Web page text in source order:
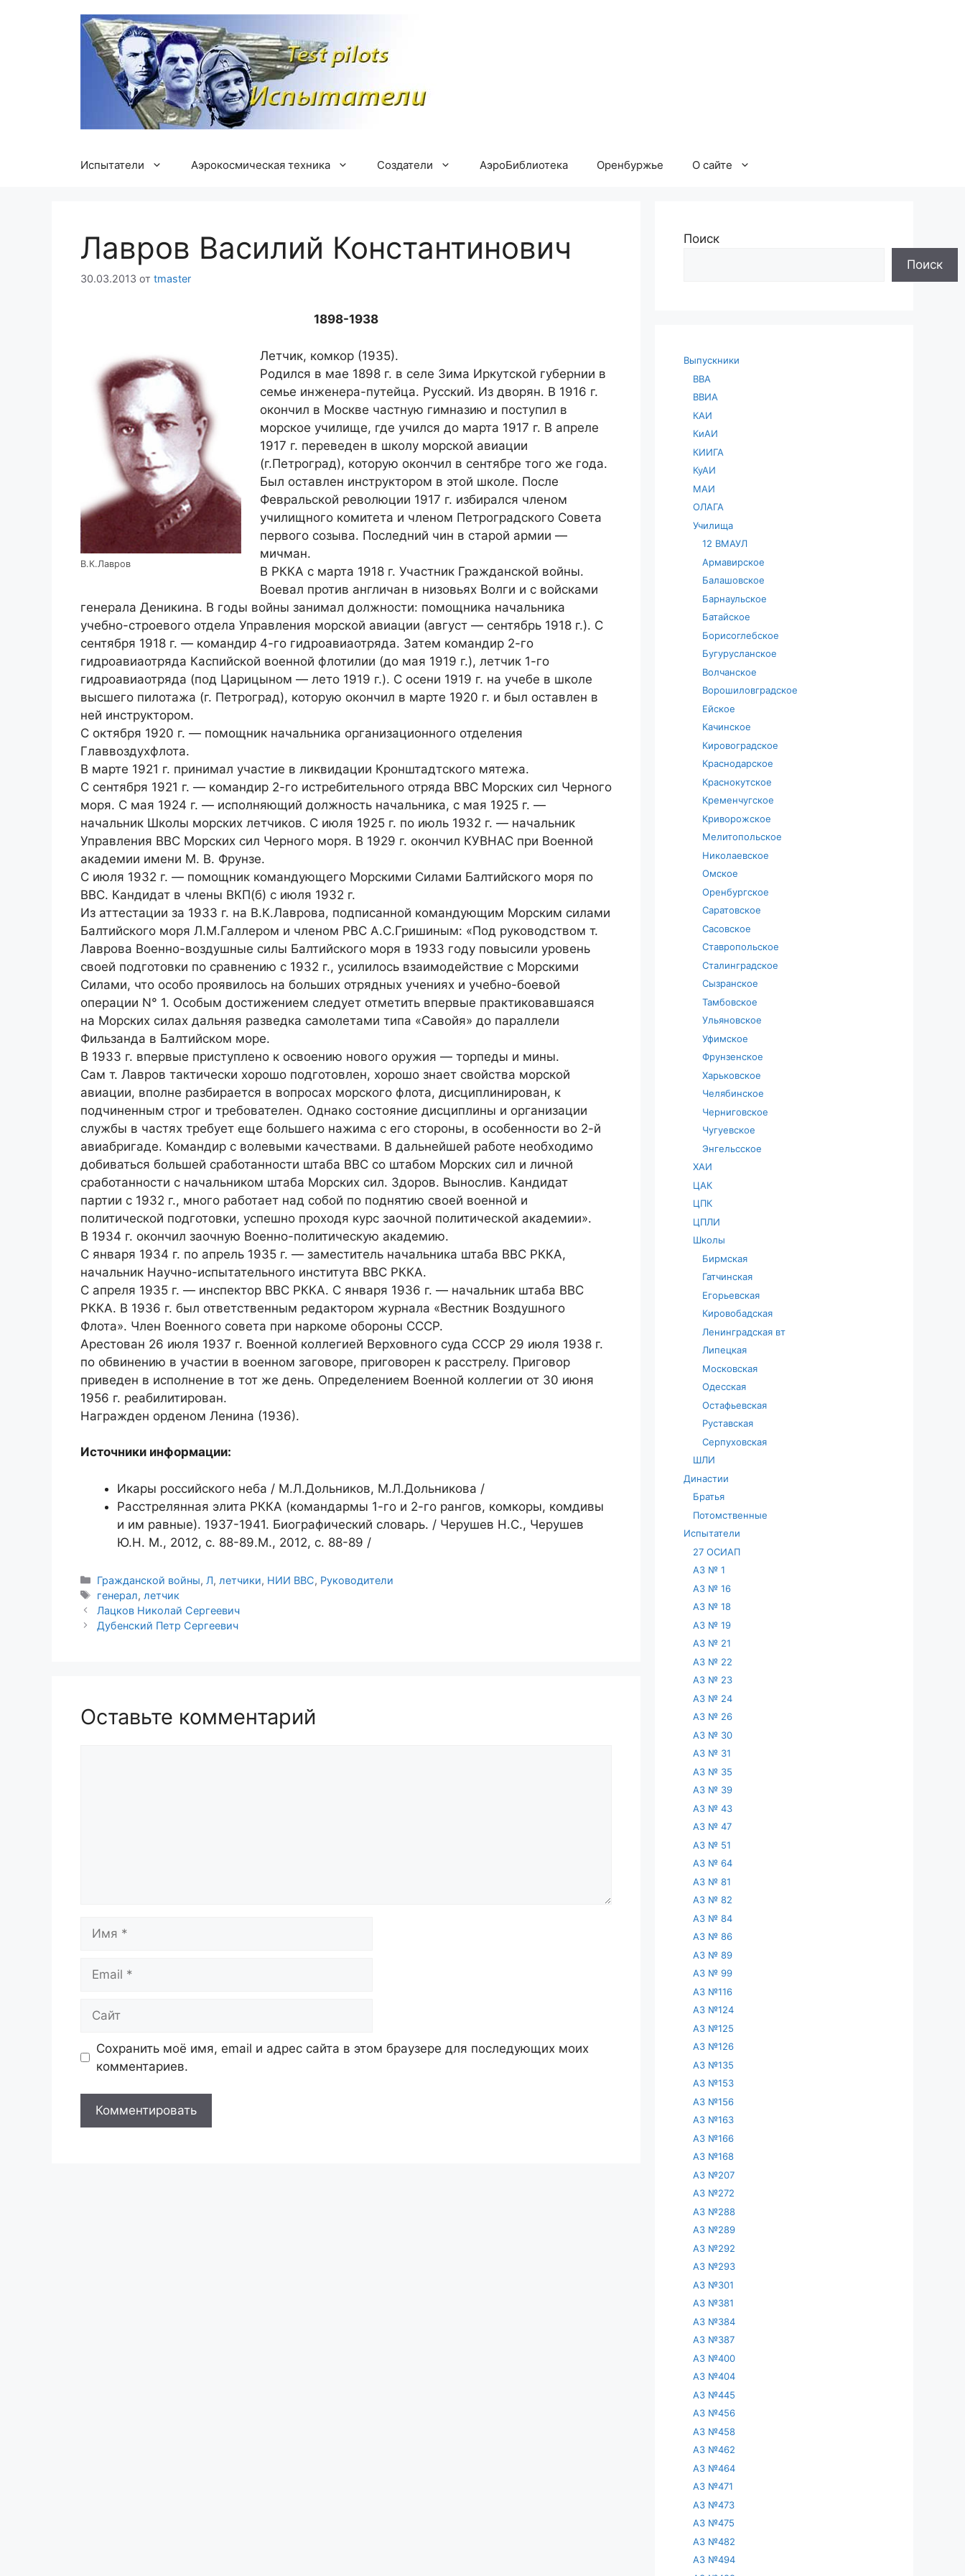
Испытатели Аэрокосмическая техника Создатели АэроБиблиотека Оренбуржье О сайте
Лавров Василий Константинович
30.03.2013 от tmaster
1898-1938
В.К.Лавров
Летчик, комкор (1935).
Родился в мае 1898 г. в селе Зима Иркутской губернии в
семье инженера-путейца. Русский. Из дворян. В 1916 г.
окончил в Москве частную гимназию и поступил в
морское училище, где учился до марта 1917 г. В апреле
1917 г. переведен в школу морской авиации
(г.Петроград), которую окончил в сентябре того же года.
Был оставлен инструктором в этой школе. После
Февральской революции 1917 г. избирался членом
училищного комитета и членом Петроградского Совета
первого созыва. Последний чин в старой армии —
мичман.
В РККА с марта 1918 г. Участник Гражданской войны.
Воевал против англичан в низовьях Волги и с войсками
генерала Деникина. В годы войны занимал должности: помощника начальника
учебно-строевого отдела Управления морской авиации (август — сентябрь 1918 г.). С
сентября 1918 г. — командир 4-го гидроавиаотряда. Затем командир 2-го
гидроавиаотряда Каспийской военной флотилии (до мая 1919 г.), летчик 1-го
гидроавиаотряда (под Царицыном — лето 1919 г.). С осени 1919 г. на учебе в школе
высшего пилотажа (г. Петроград), которую окончил в марте 1920 г. и был оставлен в
ней инструктором.
С октября 1920 г. — помощник начальника организационного отделения
Главвоздухфлота.
В марте 1921 г. принимал участие в ликвидации Кронштадтского мятежа.
С сентября 1921 г. — командир 2-го истребительного отряда ВВС Морских сил Черного
моря. С мая 1924 г. — исполняющий должность начальника, с мая 1925 г. —
начальник Школы морских летчиков. С июля 1925 г. по июль 1932 г. — начальник
Управления ВВС Морских сил Черного моря. В 1929 г. окончил КУВНАС при Военной
академии имени М. В. Фрунзе.
С июля 1932 г. — помощник командующего Морскими Силами Балтийского моря по
ВВС. Кандидат в члены ВКП(б) с июля 1932 г.
Из аттестации за 1933 г. на В.К.Лаврова, подписанной командующим Морским силами
Балтийского моря Л.М.Галлером и членом РВС А.С.Гришиным: «Под руководством т.
Лаврова Военно-воздушные силы Балтийского моря в 1933 году повысили уровень
своей подготовки по сравнению с 1932 г., усилилось взаимодействие с Морскими
Силами, что особо проявилось на больших отрядных учениях и учебно-боевой
операции N° 1. Особым достижением следует отметить впервые практиковавшаяся
на Морских силах дальняя разведка самолетами типа «Савойя» до параллели
Фильзанда в Балтийском море.
В 1933 г. впервые приступлено к освоению нового оружия — торпеды и мины.
Сам т. Лавров тактически хорошо подготовлен, хорошо знает свойства морской
авиации, вполне разбирается в вопросах морского флота, дисциплинирован, к
подчиненным строг и требователен. Однако состояние дисциплины и организации
службы в частях требует еще большего нажима с его стороны, в особенности во 2-й
авиабригаде. Командир с волевыми качествами. В дальнейшей работе необходимо
добиваться большей сработанности штаба ВВС со штабом Морских сил и личной
сработанности с начальником штаба Морских сил. Здоров. Вынослив. Кандидат
партии с 1932 г., много работает над собой по поднятию своей военной и
политической подготовки, успешно проходя курс заочной политической академии».
В 1934 г. окончил заочную Военно-политическую академию.
С января 1934 г. по апрель 1935 г. — заместитель начальника штаба ВВС РККА,
начальник Научно-испытательного института ВВС РККА.
С апреля 1935 г. — инспектор ВВС РККА. С января 1936 г. — начальник штаба ВВС
РККА. В 1936 г. был ответственным редактором журнала «Вестник Воздушного
Флота». Член Военного совета при наркоме обороны СССР.
Арестован 26 июля 1937 г. Военной коллегией Верховного суда СССР 29 июля 1938 г.
по обвинению в участии в военном заговоре, приговорен к расстрелу. Приговор
приведен в исполнение в тот же день. Определением Военной коллегии от 30 июня
1956 г. реабилитирован.
Награжден орденом Ленина (1936).
Источники информации:
Икары российского неба / М.Л.Дольников, М.Л.Дольникова /
Расстрелянная элита РККА (командармы 1-го и 2-го рангов, комкоры, комдивы
и им равные). 1937-1941. Биографический словарь. / Черушев Н.С., Черушев
Ю.Н. М., 2012, с. 88-89.М., 2012, с. 88-89 /
Рубрики
Гражданской войны,Л, летчики, НИИ ВВС, Руководители
Метки
генерал, летчик
Лацков Николай Сергеевич
Дубенский Петр Сергеевич
Оставьте комментарий
Сохранить моё имя, email и адрес сайта в этом браузере для последующих моих
комментариев.
Поиск
Поиск
Выпускники
ВВА
ВВИА
КАИ
КиАИ
КИИГА
КуАИ
МАИ
ОЛАГА
Училища
12 ВМАУЛ
Армавирское
Балашовское
Барнаульское
Батайское
Борисоглебское
Бугурусланское
Волчанское
Ворошиловградское
Ейское
Качинское
Кировоградское
Краснодарское
Краснокутское
Кременчугское
Криворожское
Мелитопольское
Николаевское
Омское
Оренбургское
Саратовское
Сасовское
Ставропольское
Сталинградское
Сызранское
Тамбовское
Ульяновское
Уфимское
Фрунзенское
Харьковское
Челябинское
Черниговское
Чугуевское
Энгельсское
ХАИ
ЦАК
ЦПК
ЦПЛИ
Школы
Бирмская
Гатчинская
Егорьевская
Кировобадская
Ленинградская вт
Липецкая
Московская
Одесская
Остафьевская
Руставская
Серпуховская
ШЛИ
Династии
Братья
Потомственные
Испытатели
27 ОСИАП
АЗ № 1
АЗ № 16
АЗ № 18
АЗ № 19
АЗ № 21
АЗ № 22
АЗ № 23
АЗ № 24
АЗ № 26
АЗ № 30
АЗ № 31
АЗ № 35
АЗ № 39
АЗ № 43
АЗ № 47
АЗ № 51
АЗ № 64
АЗ № 81
АЗ № 82
АЗ № 84
АЗ № 86
АЗ № 89
АЗ № 99
АЗ №116
АЗ №124
АЗ №125
АЗ №126
АЗ №135
АЗ №153
АЗ №156
АЗ №163
АЗ №166
АЗ №168
АЗ №207
АЗ №272
АЗ №288
АЗ №289
АЗ №292
АЗ №293
АЗ №301
АЗ №381
АЗ №384
АЗ №387
АЗ №400
АЗ №404
АЗ №445
АЗ №456
АЗ №458
АЗ №462
АЗ №464
АЗ №471
АЗ №473
АЗ №475
АЗ №482
АЗ №494